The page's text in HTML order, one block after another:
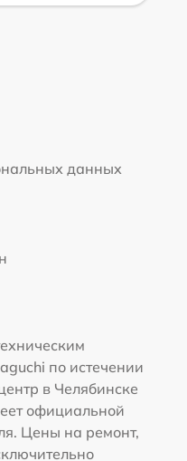
данных
по истечении
в Челябинске
официальной
Цены на ремонт,